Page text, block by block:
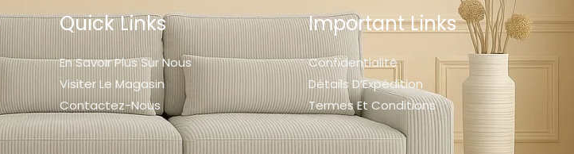
Quick Links
En Savoir Plus Sur Nous
Visiter Le Magasin
Contactez-Nous
Important Links
Confidentialité
Détails D’Expédition
Termes Et Conditions